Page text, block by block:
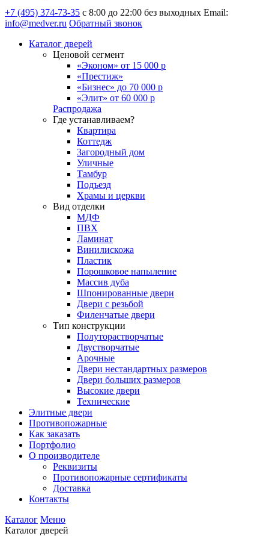
+7 (495) 374-73-35 с 8:00 до 22:00 без выходных Email:
info@medver.ru Обратный звонок
Каталог дверей
Ценовой сегмент
«Эконом» от 15 000 р
«Престиж»
«Бизнес» до 70 000 р
«Элит» от 60 000 р
Распродажа
Где устанавливаем?
Квартира
Коттедж
Загородный дом
Уличные
Тамбур
Подъезд
Храмы и церкви
Вид отделки
МДФ
ПВХ
Ламинат
Винилискожа
Пластик
Порошковое напыление
Массив дуба
Шпонированные двери
Двери с резьбой
Филенчатые двери
Тип конструкции
Полуторастворчатые
Двустворчатые
Арочные
Двери нестандартных размеров
Двери больших размеров
Высокие двери
Технические
Элитные двери
Противопожарные
Как заказать
Портфолио
О производителе
Реквизиты
Противопожарные сертификаты
Доставка
Контакты
Каталог Меню
Каталог дверей